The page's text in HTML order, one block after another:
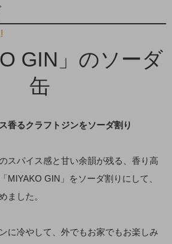
GIN」のソーダ
缶
香るクラフトジンをソーダ割り
スパイス感と甘い余韻が残る、香り高
MIYAKO GIN」をソーダ割りにして、
ました。
に冷やして、外でもお家でもお楽しみ